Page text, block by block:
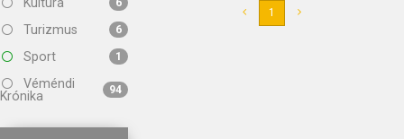
6
Turizmus 6
Sport 1
Véméndi
Krónika
94
lelkesedésével sokat
1